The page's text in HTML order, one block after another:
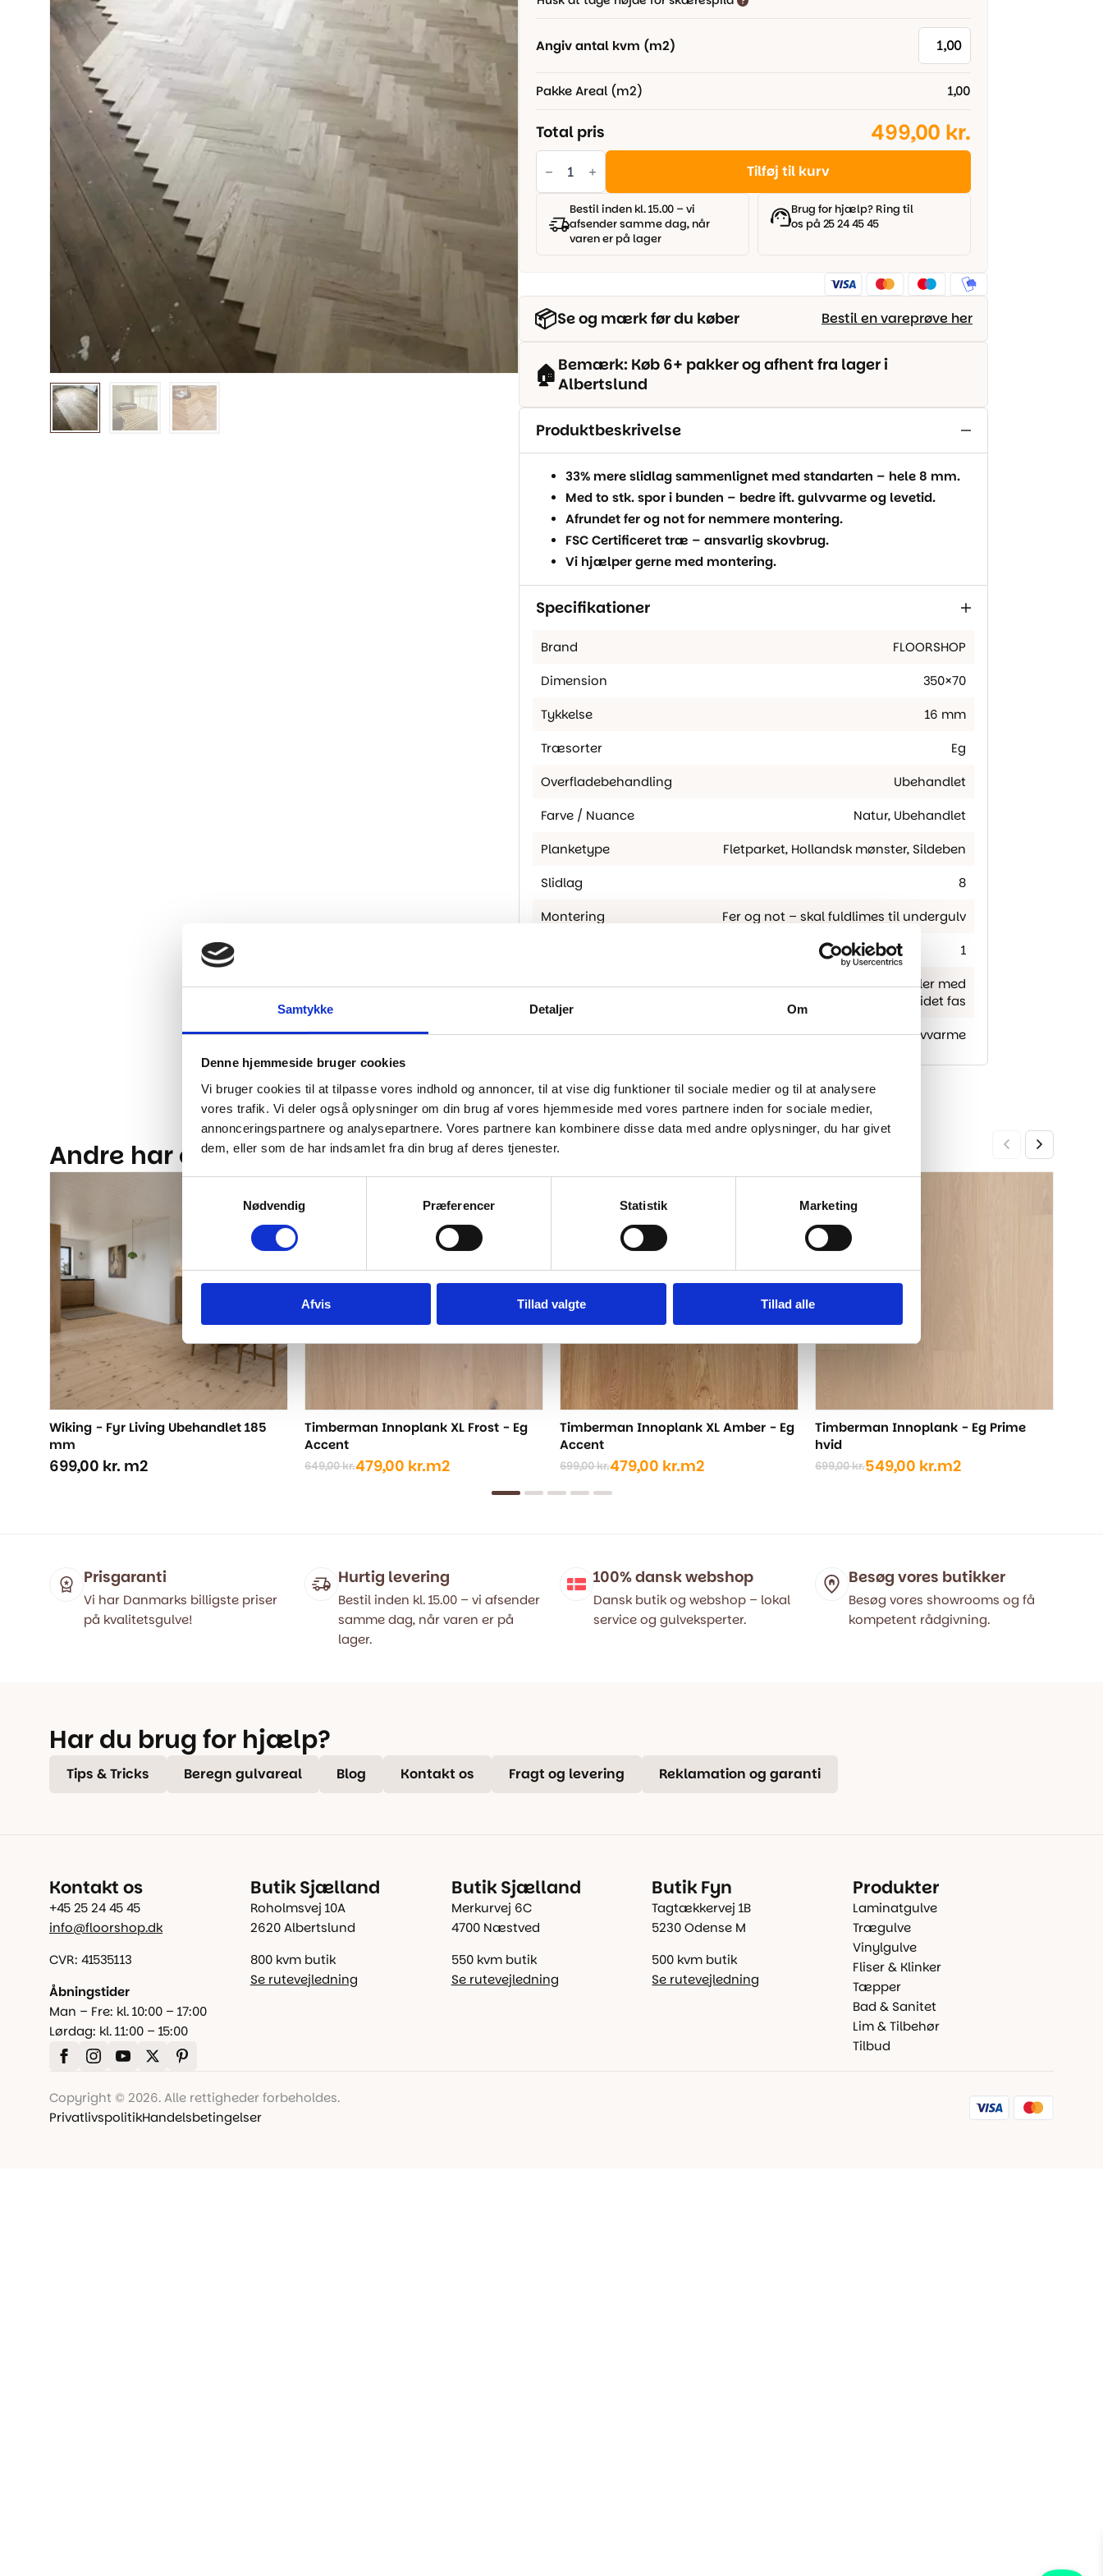
Samtykke Detaljer Om
Denne hjemmeside bruger cookies
Vi bruger cookies til at tilpasse vores indhold og annoncer, til at vise dig funktioner til sociale medier og til at analysere
vores trafik. Vi deler også oplysninger om din brug af vores hjemmeside med vores partnere inden for sociale medier,
annonceringspartnere og analysepartnere. Vores partnere kan kombinere disse data med andre oplysninger, du har givet
dem, eller som de har indsamlet fra din brug af deres tjenester.
Nødvendig
Præferencer Statistik Marketing
Afvis Tillad valgte Tillad alle
Angiv antal kvm (m2)
Pakke Areal (m2) 1,00
Total pris 499,00 kr.
Massiv
Sildebensparket
Select
350x70x16
mm
Tilføj til kurv
Bestil inden kl. 15.00 – vi
afsender samme dag, når
varen er på lager
Brug for hjælp? Ring til
os på 25 24 45 45
📦Se og mærk før du køber Bestil en vareprøve her
🏠 Bemærk: Køb 6+ pakker og afhent fra lager i
Albertslund
Produktbeskrivelse
33% mere slidlag sammenlignet med standarten – hele 8 mm.
Med to stk. spor i bunden – bedre ift. gulvvarme og levetid.
Afrundet fer og not for nemmere montering.
FSC Certificeret træ – ansvarlig skovbrug.
Vi hjælper gerne med montering.
Specifikationer
Brand FLOORSHOP
Dimension 350×70
Tykkelse 16 mm
Træsorter Eg
Overfladebehandling Ubehandlet
Farve / Nuance Natur, Ubehandlet
Planketype Fletparket, Hollandsk mønster, Sildeben
Slidlag 8
Montering Fer og not – skal fuldlimes til undergulv
1
Fas
Skarpkantet,Kan fås skarpkantet eller med
4-sidet fas
Gulvvarme Egnet til gulvvarme
Andre har også kigget på...
Wiking - Fyr Living Ubehandlet 185
mm
699,00 kr. m2
Timberman Innoplank XL Frost - Eg
Accent
649,00kr.
Den
479,00 kr.
Den
m2
Timberman Innoplank XL Amber - Eg
Accent
699,00kr.
Den
oprindelige
479,00 kr.
Den
aktuelle
m2
-21%
Timberman Innoplank - Eg Prime
hvid
699,00kr.
Den
549,00 kr.
Den
m2
Prisgaranti
Vi har Danmarks billigste priser
på kvalitetsgulve!
Hurtig levering
Bestil inden kl. 15.00 – vi afsender
samme dag, når varen er på
lager.
100% dansk webshop
Dansk butik og webshop – lokal
service og gulveksperter.
Besøg vores butikker
Besøg vores showrooms og få
kompetent rådgivning.
Har du brug for hjælp?
Tips & Tricks Beregn gulvareal Blog Kontakt os Fragt og levering Reklamation og garanti
Kontakt os
+45 25 24 45 45
info@floorshop.dk
CVR: 41535113
Åbningstider
Man – Fre: kl. 10:00 – 17:00
Lørdag: kl. 11:00 – 15:00
Butik Sjælland
Roholmsvej 10A
2620 Albertslund
800 kvm butik
Se rutevejledning
Butik Sjælland
Merkurvej 6C
4700 Næstved
550 kvm butik
Se rutevejledning
Butik Fyn
Tagtækkervej 1B
5230 Odense M
500 kvm butik
Se rutevejledning
Produkter
Laminatgulve
Trægulve
Vinylgulve
Fliser & Klinker
Tæpper
Bad & Sanitet
Lim & Tilbehør
Tilbud
Copyright © 2026. Alle rettigheder forbeholdes.
PrivatlivspolitikHandelsbetingelser